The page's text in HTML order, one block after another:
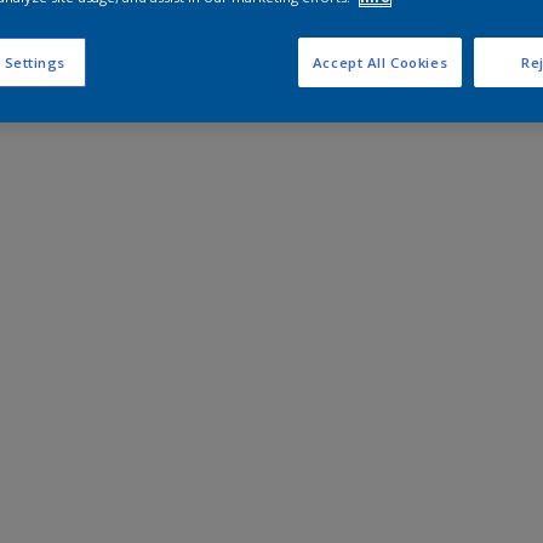
Settings Accept All Cookies